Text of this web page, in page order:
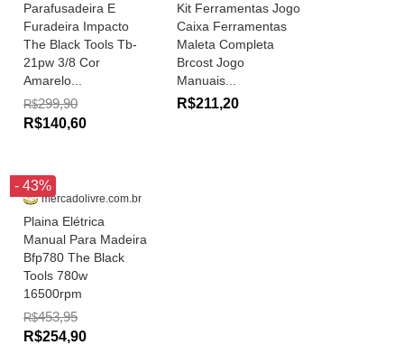
Parafusadeira E
Furadeira Impacto
The Black Tools Tb-
21pw 3/8 Cor
Amarelo...
R$299,90
R$140,60
Kit Ferramentas Jogo
Caixa Ferramentas
Maleta Completa
Brcost Jogo
Manuais...
R$211,20
- 43%
mercadolivre.com.br
Plaina Elétrica
Manual Para Madeira
Bfp780 The Black
Tools 780w
16500rpm
R$453,95
R$254,90